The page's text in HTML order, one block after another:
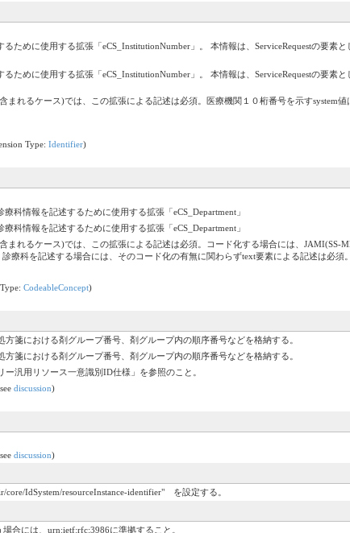
ために使用する拡張「eCS_InstitutionNumber」。 本情報は、ServiceRequestの要素
ために使用する拡張「eCS_InstitutionNumber」。 本情報は、ServiceRequestの要素
れるケース)では、この拡張による記述は必須。医療機関１０桁番号を示すsystem
Type: Identifier)
科情報を記述するために使用する拡張「eCS_Department」
科情報を記述するために使用する拡張「eCS_Department」
まれるケース)では、この拡張による記述は必須。コード化する場合には、JAMI(SS-
療科を記述する場合には、そのコード化の有無に関わらずtext要素による記述は必須。
CodeableConcept)
箋における剤グループ番号、剤グループ内の順序番号などを格納する。
箋における剤グループ番号、剤グループ内の順序番号などを格納する。
汎用リソース一意識別ID仕様」を参照のこと。
discussion)
discussion)
IdSystem/resourceInstance-identifier" を設定する。
合には、urn:ietf:rfc:3986に準拠すること。